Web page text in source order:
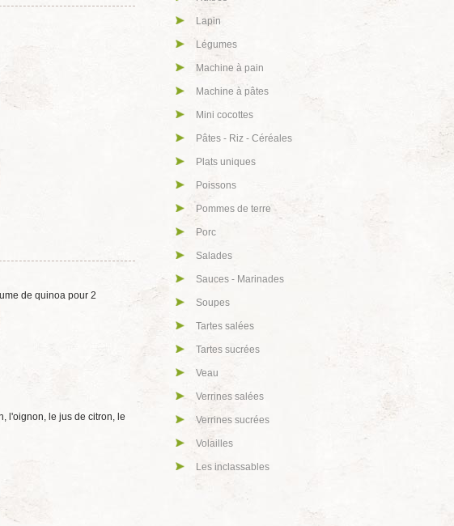
de quinoa pour 2
l'oignon, le jus de citron, le
Lapin
Légumes
Machine à pain
Machine à pâtes
Mini cocottes
Pâtes - Riz - Céréales
Plats uniques
Poissons
Pommes de terre
Porc
Salades
Sauces - Marinades
Soupes
Tartes salées
Tartes sucrées
Veau
Verrines salées
Verrines sucrées
Volailles
Les inclassables